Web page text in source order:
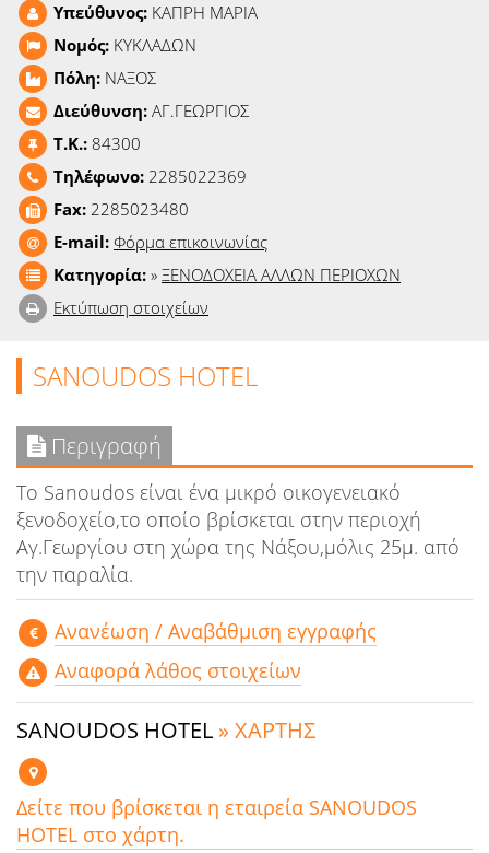
Παιχνίδια
Ραδιόφωνο
Ταινίες
Υπεύθυνος: ΚΑΠΡΗ ΜΑΡΙΑ
Νομός: ΚΥΚΛΑΔΩΝ
Πόλη: ΝΑΞΟΣ
Διεύθυνση: ΑΓ.ΓΕΩΡΓΙΟΣ
T.K.: 84300
Τηλέφωνο: 2285022369
Fax: 2285023480
E-mail: Φόρμα επικοινωνίας
Κατηγορία: » ΞΕΝΟΔΟΧΕΙΑ ΑΛΛΩΝ ΠΕΡΙΟΧΩΝ
Εκτύπωση στοιχείων
SANOUDOS HOTEL
Περιγραφή
Το Sanoudos είναι ένα μικρό οικογενειακό
ξενοδοχείο,το οποίο βρίσκεται στην περιοχή
Αγ.Γεωργίου στη χώρα της Νάξου,μόλις 25μ. από
την παραλία.
Aνανέωση / Αναβάθμιση εγγραφής
Αναφορά λάθος στοιχείων
SANOUDOS HOTEL » ΧΑΡΤΗΣ
Δείτε που βρίσκεται η εταιρεία SANOUDOS
HOTEL στο χάρτη.